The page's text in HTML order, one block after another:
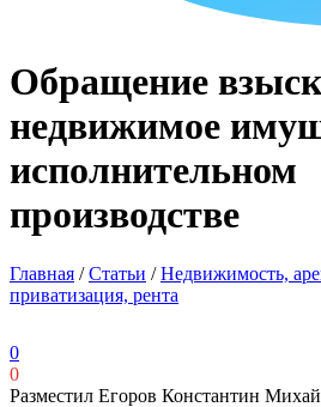
Обращение
недвижимое
исполнительном
производстве
Главная /Статьи /Недвижимость,
приватизация, рента
0
0
Разместил Егоров Константин